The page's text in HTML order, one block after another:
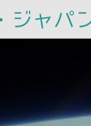
ジャパ